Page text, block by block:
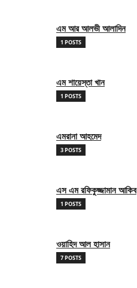
এম আর আলভী আলাদিন
1 POSTS
এম শায়েস্তা খান
1 POSTS
এমরানা আহমেদ
3 POSTS
এস এম রফিকুজ্জামান আকিব
1 POSTS
ওয়াহিদ আল হাসান
7 POSTS